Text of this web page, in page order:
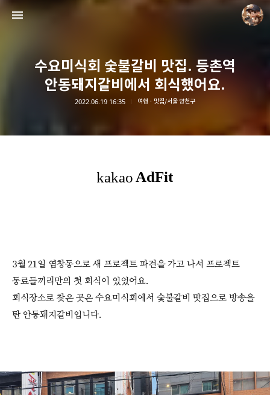
수요미식회 숯불갈비 맛집. 등촌역
안동돼지갈비에서 회식했어요.
2022.06.19 16:35 여행 · 맛집/서울 양천구
3월 21일 염창동으로 새 프로젝트 파견을 가고 나서 프로젝트
동료들끼리만의 첫 회식이 있었어요.
회식장소로 찾은 곳은 수요미식회에서 숯불갈비 맛집으로 방송을
탄 안동돼지갈비입니다.
담덕이의 탐방일지